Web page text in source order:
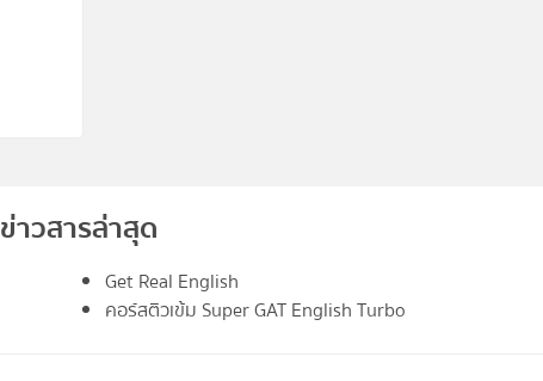
ข่าวสารล่าสุด
Get Real English
คอร์สติวเข้ม Super GAT English Turbo